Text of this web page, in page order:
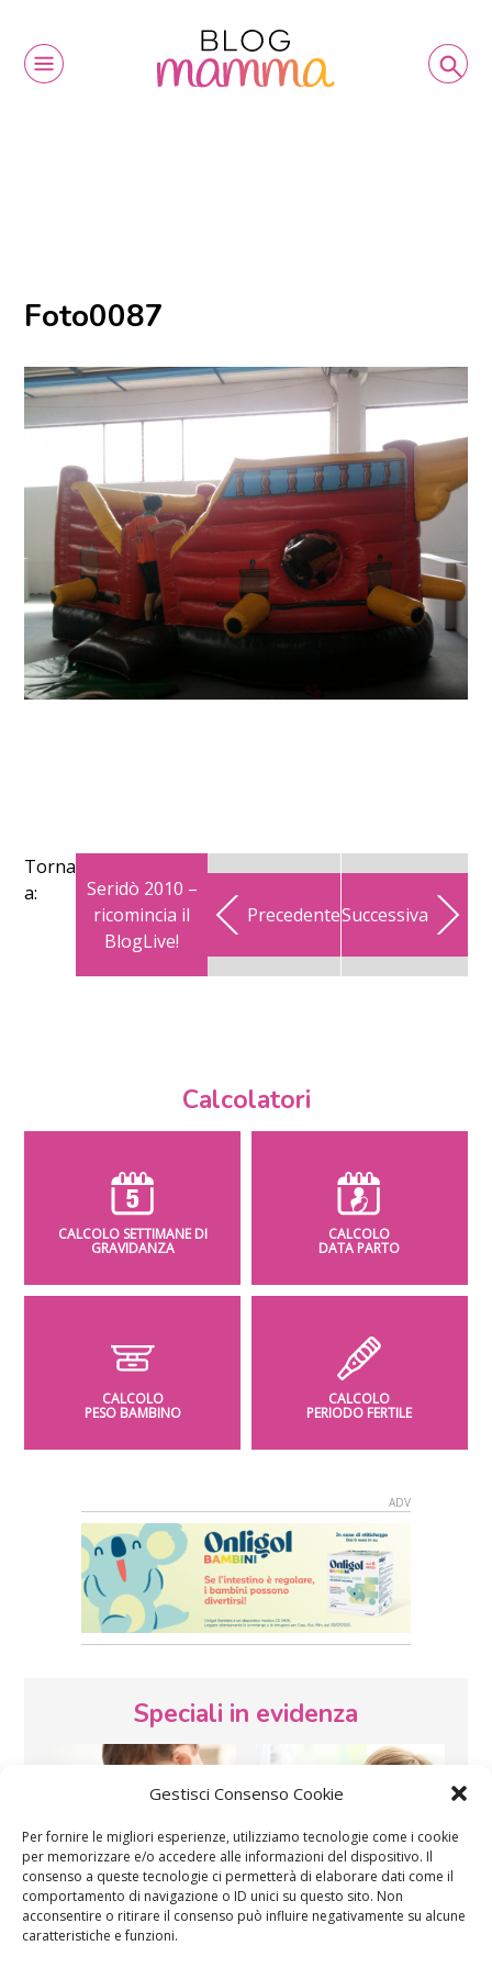
Gestisci Consenso Cookie
Per fornire le migliori esperienze, utilizziamo tecnologie come i cookie
per memorizzare e/o accedere alle informazioni del dispositivo. Il
consenso a queste tecnologie ci permetterà di elaborare dati come il
comportamento di navigazione o ID unici su questo sito. Non
acconsentire o ritirare il consenso può influire negativamente su alcune
caratteristiche e funzioni.
Foto0087
Torna
a:
Seridò 2010 –
ricomincia il
BlogLive!
PrecedenteSuccessiva
Calcolatori
CALCOLO SETTIMANE DI
GRAVIDANZA
CALCOLO
DATA PARTO
CALCOLO
PESO BAMBINO
CALCOLO
PERIODO FERTILE
Speciali in evidenza
Vaccini SOS Pediatra